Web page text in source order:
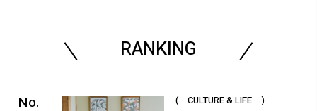
RANKING
( CULTURE & LIFE )